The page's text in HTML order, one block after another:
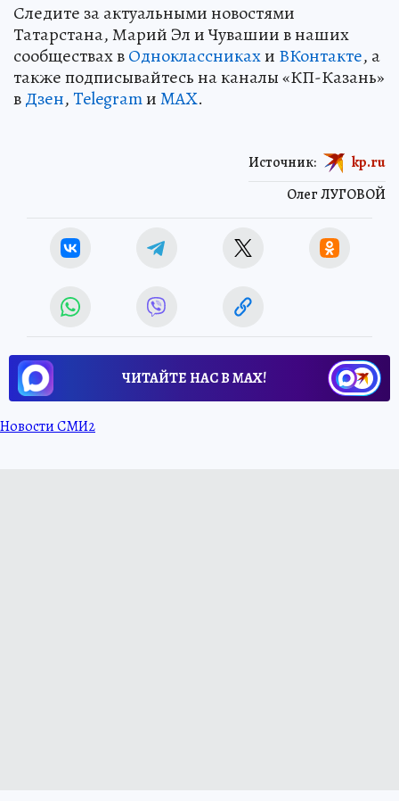
Следите за актуальными новостями
Татарстана, Марий Эл и Чувашии в наших
сообществах вОдноклассникахи ВКонтакте, а
также подписывайтесь на каналы «КП-Казань»
вДзен,TelegramиMAX.
Олег ЛУГОВОЙ
Источник: kp.ru
ЧИТАЙТЕ НАС В МАХ!
Новости СМИ2